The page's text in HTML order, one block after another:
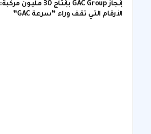
إنجاز GAC Group بإنتاج 30 مليون مركبة:
الأرقام التي تقف وراء “سرعة GAC”